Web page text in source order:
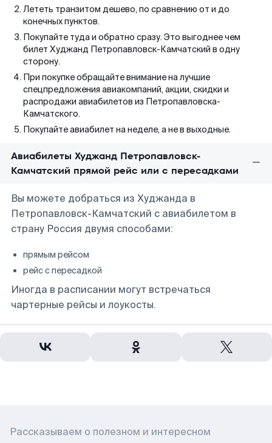
Лететь транзитом дешево, по сравнению от и до
конечных пунктов.
Покупайте туда и обратно сразу. Это выгоднее чем
билет Худжанд Петропавловск-Камчатский в одну
сторону.
При покупке обращайте внимание на лучшие
спецпредложения авиакомпаний, акции, скидки и
распродажи авиабилетов из Петропавловска-
Камчатского.
Покупайте авиабилет на неделе, а не в выходные.
Авиабилеты Худжанд Петропавловск-
Камчатский прямой рейс или с пересадками
Вы можете добраться из Худжанда в
Петропавловск-Камчатский с авиабилетом в
страну Россия двумя способами:
прямым рейсом
рейс с пересадкой
Иногда в расписании могут встречаться
чартерные рейсы и лоукосты.
Рассказываем о полезном и интересном